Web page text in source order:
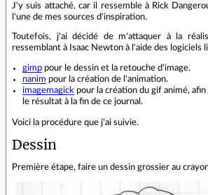
J'y suis attaché, car il ressemble à Rick
l'une de mes sources d'inspiration.
Toutefois, j'ai décidé de m'attaquer à la
ressemblant à Isaac Newton à l'aide des logiciels
gimp pour le dessin et la retouche d'image.
nanim pour la création de l'animation.
imagemagick pour la création du gif animé,
le résultat à la fin de ce journal.
Voici la procédure que j'ai suivie.
Dessin
Première étape, faire un dessin grossier au